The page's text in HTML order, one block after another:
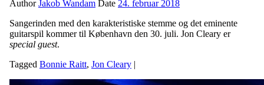
AuthorJakob Wandam Date 24. februar 2018
Sangerinden med den karakteristiske stemme og det eminente
guitarspil kommer til København den 30. juli. Jon Cleary er
special guest.
Tagged Bonnie Raitt, Jon Cleary |